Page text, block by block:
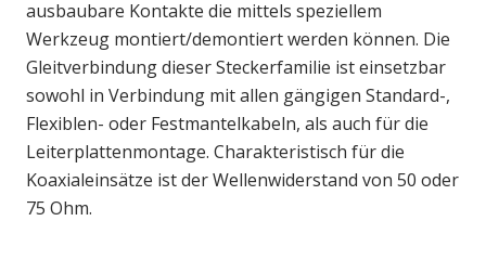
ausbaubare Kontakte die mittels speziellem
Werkzeug montiert/demontiert werden können. Die
Gleitverbindung dieser Steckerfamilie ist einsetzbar
sowohl in Verbindung mit allen gängigen Standard-,
Flexiblen- oder Festmantelkabeln, als auch für die
Leiterplattenmontage. Charakteristisch für die
Koaxialeinsätze ist der Wellenwiderstand von 50 oder
75 Ohm.